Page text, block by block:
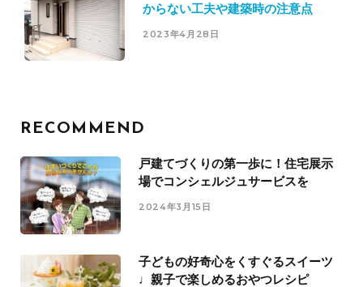
からない工夫や建築時の注意点
2023年4月28日
RECOMMEND
戸建てづくりの第一歩に！住宅展示
場でコンシェルジュサービスを
2024年3月15日
子どもの好奇心をくすぐるスイーツ
♩親子で楽しめるおやつレシピ